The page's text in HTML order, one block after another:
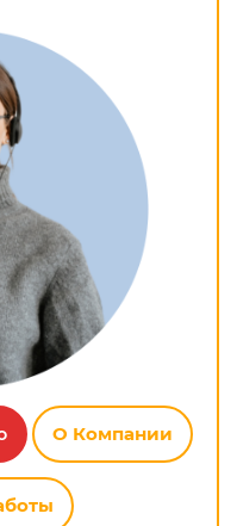
О Компании